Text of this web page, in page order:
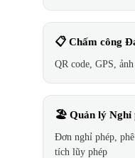
📋 Chấm công
QR code, GPS,
🏖️ Quản lý Nghỉ
Đơn nghỉ phép,
tích lũy phép